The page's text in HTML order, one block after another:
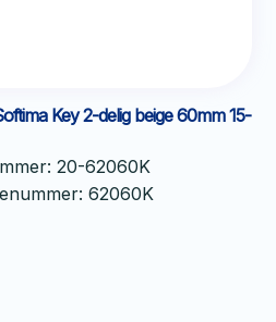
Key 2-delig beige 60mm 15-
20-62060K
62060K